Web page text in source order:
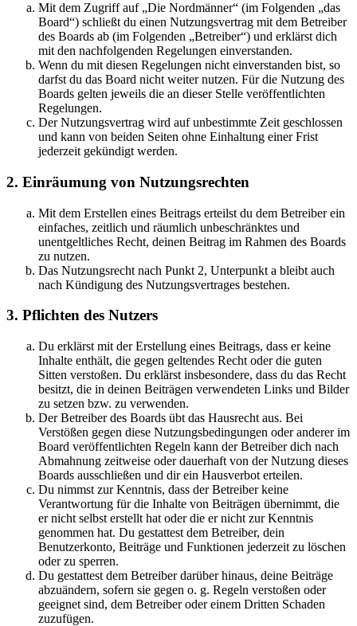
Mit dem Zugriff auf „Die Nordmänner“ (im Folgenden „das
Board“) schließt du einen Nutzungsvertrag mit dem Betreiber
des Boards ab (im Folgenden „Betreiber“) und erklärst dich
mit den nachfolgenden Regelungen einverstanden.
Wenn du mit diesen Regelungen nicht einverstanden bist, so
darfst du das Board nicht weiter nutzen. Für die Nutzung des
Boards gelten jeweils die an dieser Stelle veröffentlichten
Regelungen.
Der Nutzungsvertrag wird auf unbestimmte Zeit geschlossen
und kann von beiden Seiten ohne Einhaltung einer Frist
jederzeit gekündigt werden.
2. Einräumung von Nutzungsrechten
Mit dem Erstellen eines Beitrags erteilst du dem Betreiber ein
einfaches, zeitlich und räumlich unbeschränktes und
unentgeltliches Recht, deinen Beitrag im Rahmen des Boards
zu nutzen.
Das Nutzungsrecht nach Punkt 2, Unterpunkt a bleibt auch
nach Kündigung des Nutzungsvertrages bestehen.
3. Pflichten des Nutzers
Du erklärst mit der Erstellung eines Beitrags, dass er keine
Inhalte enthält, die gegen geltendes Recht oder die guten
Sitten verstoßen. Du erklärst insbesondere, dass du das Recht
besitzt, die in deinen Beiträgen verwendeten Links und Bilder
zu setzen bzw. zu verwenden.
Der Betreiber des Boards übt das Hausrecht aus. Bei
Verstößen gegen diese Nutzungsbedingungen oder anderer im
Board veröffentlichten Regeln kann der Betreiber dich nach
Abmahnung zeitweise oder dauerhaft von der Nutzung dieses
Boards ausschließen und dir ein Hausverbot erteilen.
Du nimmst zur Kenntnis, dass der Betreiber keine
Verantwortung für die Inhalte von Beiträgen übernimmt, die
er nicht selbst erstellt hat oder die er nicht zur Kenntnis
genommen hat. Du gestattest dem Betreiber, dein
Benutzerkonto, Beiträge und Funktionen jederzeit zu löschen
oder zu sperren.
Du gestattest dem Betreiber darüber hinaus, deine Beiträge
abzuändern, sofern sie gegen o. g. Regeln verstoßen oder
geeignet sind, dem Betreiber oder einem Dritten Schaden
zuzufügen.